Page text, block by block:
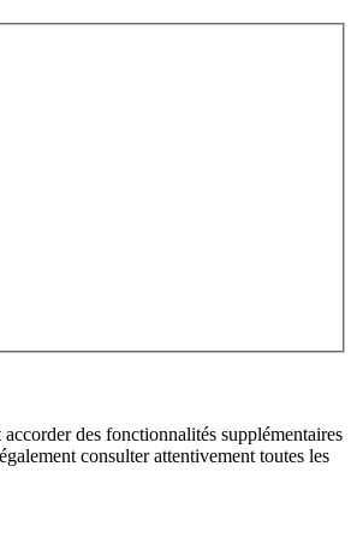
des fonctionnalités supplémentaires
consulter attentivement toutes les